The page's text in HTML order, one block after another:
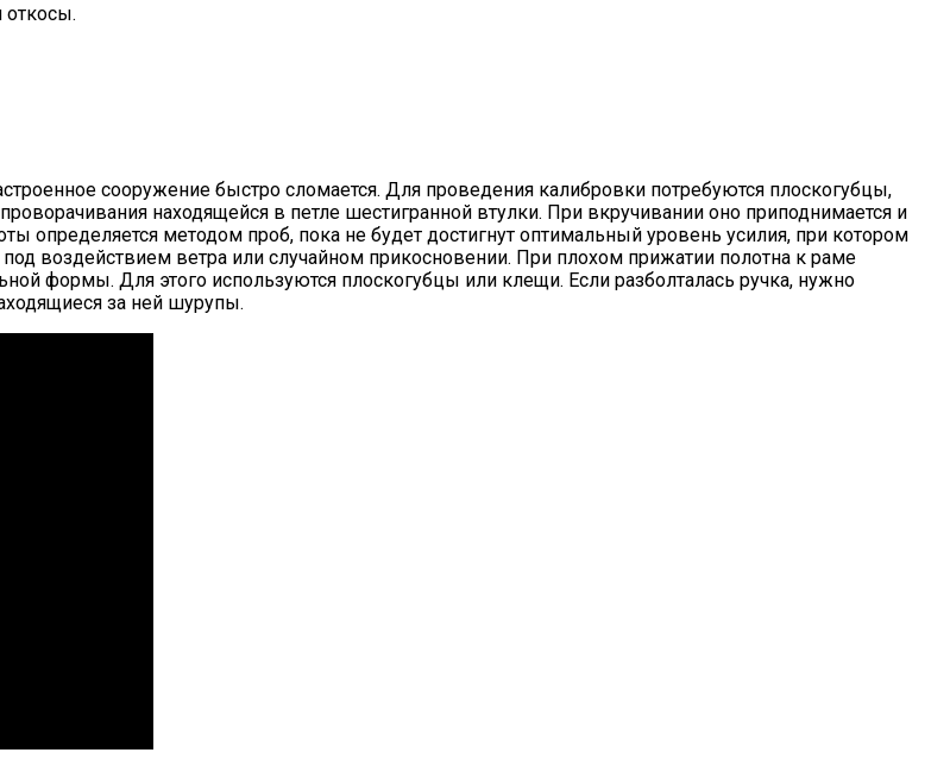
откосы.
сооружение быстро сломается. Для проведения калибровки потребуются плоскогубцы,
находящейся в петле шестигранной втулки. При вкручивании оно приподнимается и
определяется методом проб, пока не будет достигнут оптимальный уровень усилия, при котором
воздействием ветра или случайном прикосновении. При плохом прижатии полотна к раме
формы. Для этого используются плоскогубцы или клещи. Если разболталась ручка, нужно
за ней шурупы.